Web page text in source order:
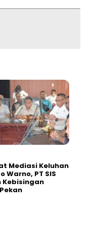
Mediasi Keluhan
Warno, PT SIS
Kebisingan